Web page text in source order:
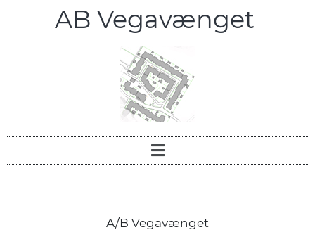
AB Vegavænget
A/B Vegavænget